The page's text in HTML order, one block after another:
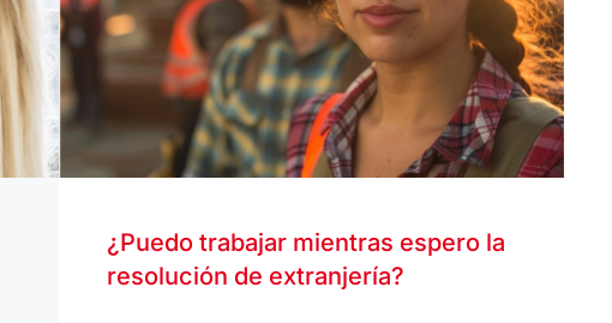
¿Puedo trabajar mientras espero la
resolución de extranjería?